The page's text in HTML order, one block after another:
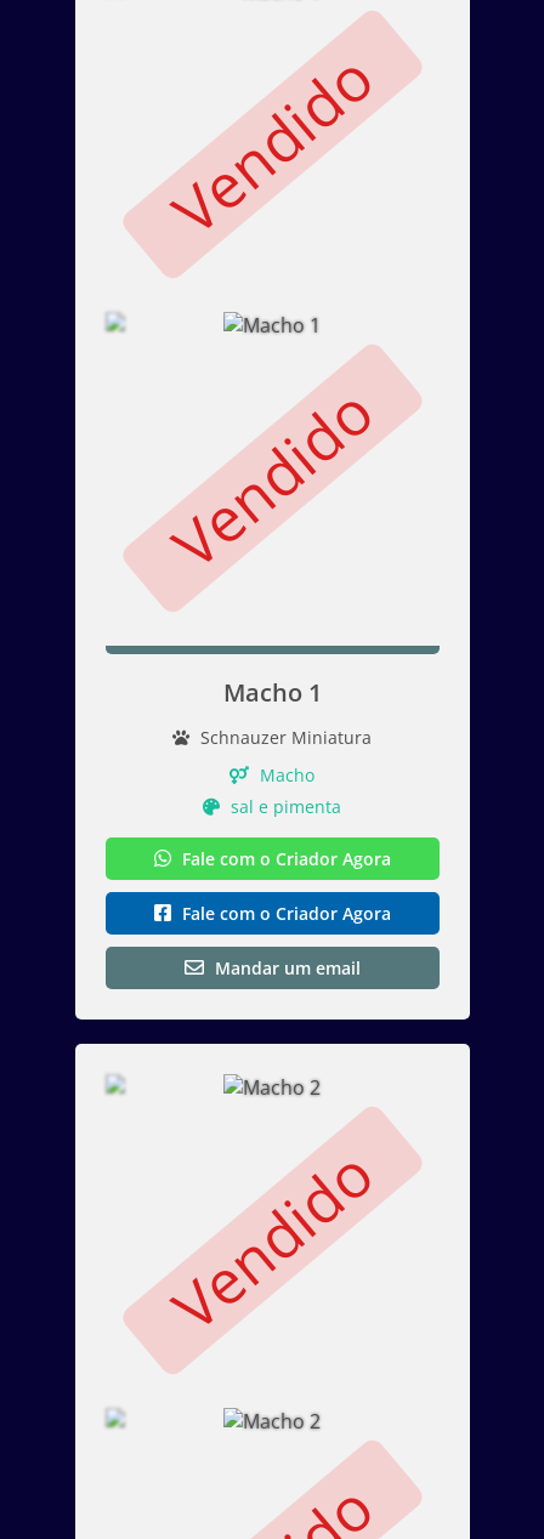
Vendido
Vendido
Macho 1
Schnauzer Miniatura
Macho
sal e pimenta
Fale com o Criador Agora
Fale com o Criador Agora
Mandar um email
Vendido